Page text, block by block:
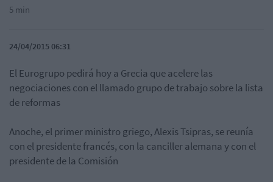
5 min
24/04/2015 06:31
El Eurogrupo pedirá hoy a Grecia que acelere las
negociaciones con el llamado grupo de trabajo sobre la lista
de reformas
Anoche, el primer ministro griego, Alexis Tsipras, se reunía
con el presidente francés, con la canciller alemana y con el
presidente de la Comisión